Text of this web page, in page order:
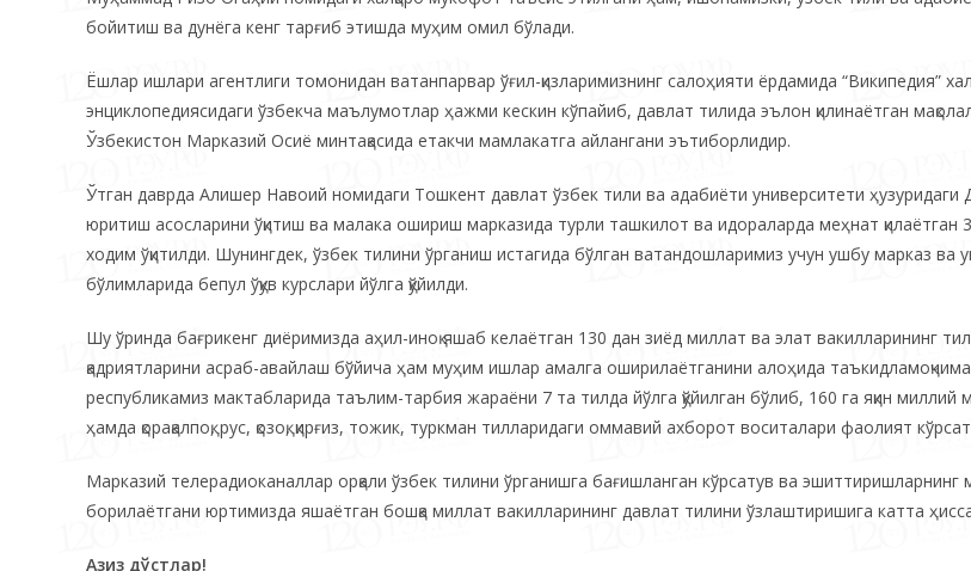
бойитиш ва дунёга кенг тарғиб этишда муҳим омил бўлади.
Ёшлар ишлари агентлиги томонидан ватанпарвар ўғил-қизларимизнинг салоҳияти ёрдамида “Википедия”
энциклопедиясидаги ўзбекча маълумотлар ҳажми кескин кўпайиб, давлат тилида эълон қилинаётган
Ўзбекистон Марказий Осиё минтақасида етакчи мамлакатга айлангани эътиборлидир.
Ўтган даврда Алишер Навоий номидаги Тошкент давлат ўзбек тили ва адабиёти университети ҳузуридаги
юритиш асосларини ўқитиш ва малака ошириш марказида турли ташкилот ва идораларда меҳнат қилаётган
ходим ўқитилди. Шунингдек, ўзбек тилини ўрганиш истагида бўлган ватандошларимиз учун ушбу марказ ва
бўлимларида бепул ўқув курслари йўлга қўйилди.
Шу ўринда бағрикенг диёримизда аҳил-иноқ яшаб келаётган 130 дан зиёд миллат ва элат вакилларининг
қадриятларини асраб-авайлаш бўйича ҳам муҳим ишлар амалга оширилаётганини алоҳида
республикамиз мактабларида таълим-тарбия жараёни 7 та тилда йўлга қўйилган бўлиб, 160 га яқин миллий
ҳамда қорақалпоқ, рус, қозоқ, қирғиз, тожик, туркман тилларидаги оммавий ахборот воситалари фаолият
Марказий телерадиоканаллар орқали ўзбек тилини ўрганишга бағишланган кўрсатув ва эшиттиришларнинг
борилаётгани юртимизда яшаётган бошқа миллат вакилларининг давлат тилини ўзлаштиришига катта ҳисса
Азиз дўстлар!